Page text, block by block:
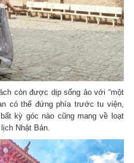
còn được dịp sống ảo với “một
có thể đứng phía trước tu viện,
kỳ góc nào cũng mang về loạt
Nhật Bản.